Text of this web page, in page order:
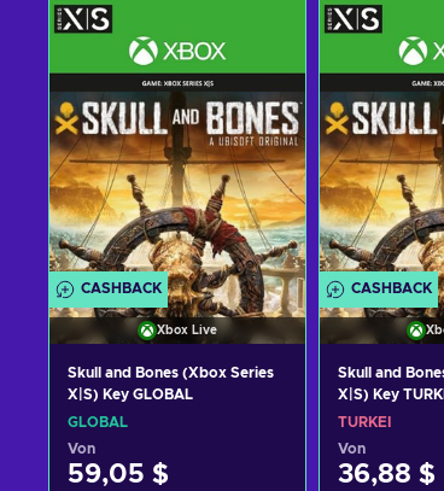
CASHBACK
Xbox Live
Skull and Bones (Xbox Series
X|S) Key GLOBAL
GLOBAL
Von
59,05 $
CASHBACK
Skull and
X|S) Key
TÜRKEI
Von
36,88 $